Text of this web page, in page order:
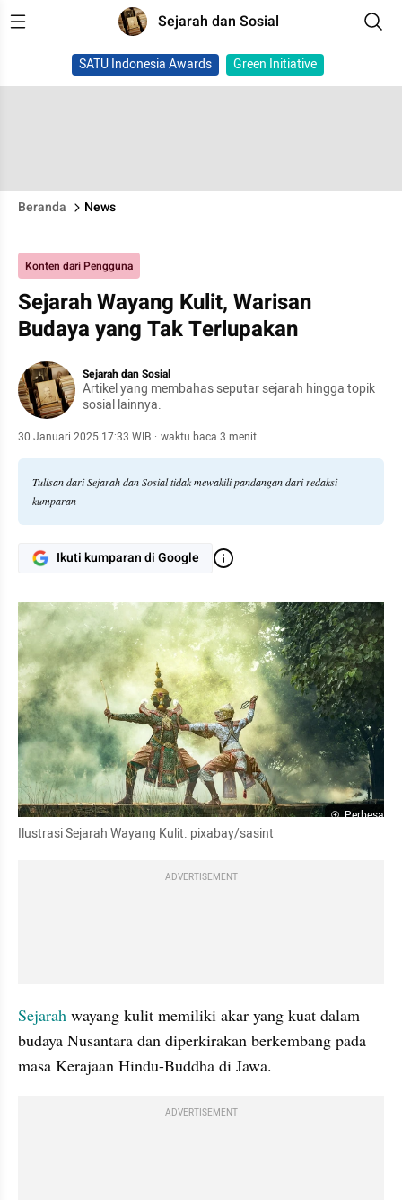
Sejarah dan Sosial
SATU Indonesia Awards Green Initiative
Beranda News
Konten dari Pengguna
Sejarah Wayang Kulit, Warisan
Budaya yang Tak Terlupakan
Sejarah dan Sosial
Artikel yang membahas seputar sejarah hingga topik
sosial lainnya.
30 Januari 2025 17:33 WIB · waktu baca 3 menit
Tulisan dari Sejarah dan Sosial tidak mewakili pandangan dari redaksi
kumparan
Ikuti kumparan di Google
Perbesar
Ilustrasi Sejarah Wayang Kulit. pixabay/sasint
ADVERTISEMENT
Sejarah wayang kulit memiliki akar yang kuat dalam
budaya Nusantara dan diperkirakan berkembang pada
masa Kerajaan Hindu-Buddha di Jawa.
ADVERTISEMENT